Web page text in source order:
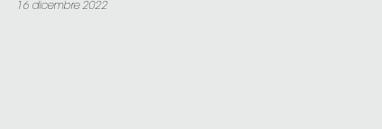
16 dicembre 2022